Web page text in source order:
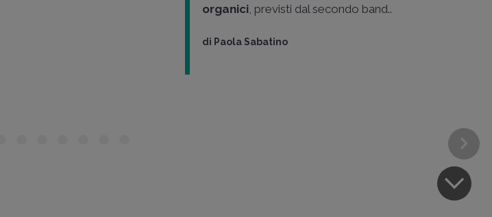
organici , previsti dal secondo band..
di Paola Sabatino